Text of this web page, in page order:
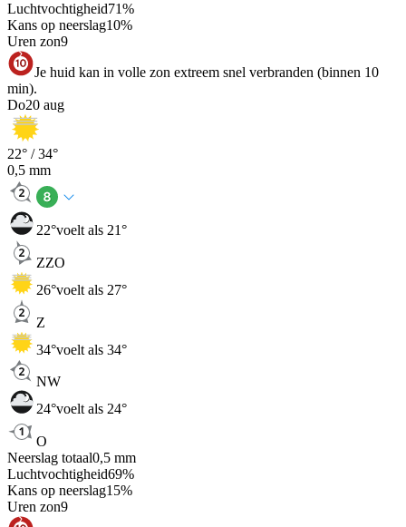
Luchtvochtigheid71%
Kans op neerslag10%
Uren zon9
Je huid kan in volle zon extreem snel verbranden (binnen 10
min).
Do20 aug
22° /34°
0,5 mm
22°voelt als 21°
ZZO
26°voelt als 27°
Z
34°voelt als 34°
NW
24°voelt als 24°
O
Neerslag totaal0,5 mm
Luchtvochtigheid69%
Kans op neerslag15%
Uren zon9